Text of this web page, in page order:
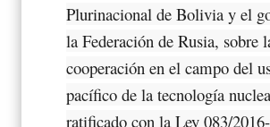
Plurinacional de Bolivia y el
la Federación de Rusia, sobre
cooperación en el campo del
pacífico de la tecnología
ratificado con la Ley 083/